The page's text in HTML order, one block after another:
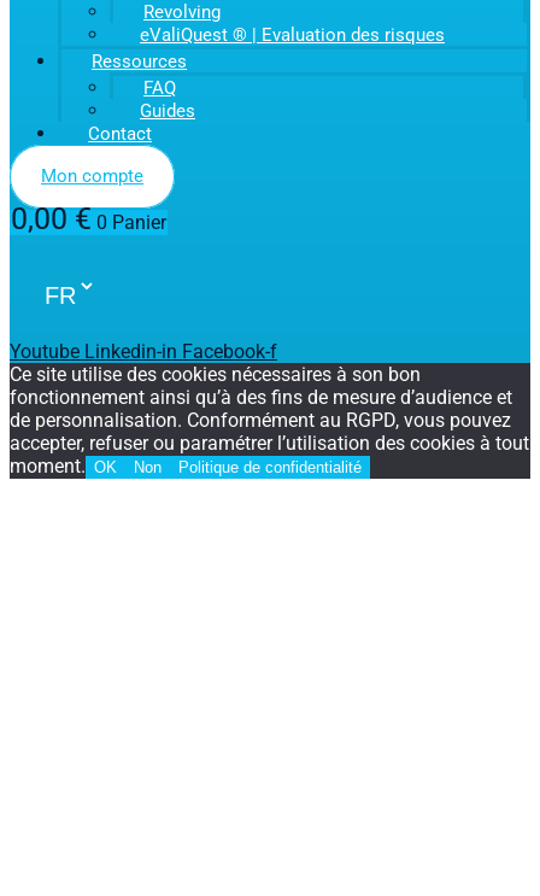
Revolving
eValiQuest ® | Evaluation des risques
Ressources
FAQ
Guides
Contact
Mon compte
0,00€ 0 Panier
Youtube Linkedin-in Facebook-f
Ce site utilise des cookies nécessaires à son bon
fonctionnement ainsi qu’à des fins de mesure d’audience et
de personnalisation. Conformément au RGPD, vous pouvez
accepter, refuser ou paramétrer l’utilisation des cookies à tout
moment. OK Non Politique de confidentialité